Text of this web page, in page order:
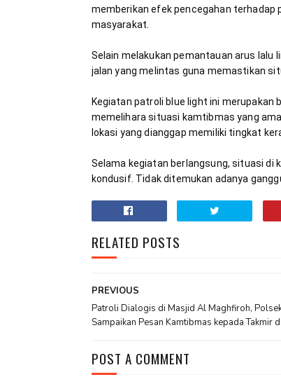
memberikan efek pencegahan
Selain melakukan pemantauan arus
Kegiatan patroli blue light ini merupakan
memelihara situasi kamtibmas yang
Selama kegiatan berlangsung, situasi di
kondusif. Tidak ditemukan adanya
RELATED POSTS
PREVIOUS
Patroli Dialogis di Masjid Al Maghfiroh,
Sampaikan Pesan Kamtibmas kepada Takmir
POST A COMMENT